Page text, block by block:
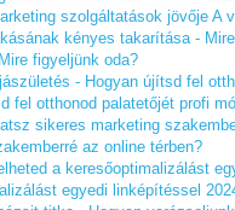
szolgáltatások jövőjeA
kényes takarítása -
figyeljünk oda?
- Hogyan újítsd fel
fel otthonod palatetőjét profi
sikeres marketing
az online térben?
a keresőoptimalizálást
egyedi linképítéssel